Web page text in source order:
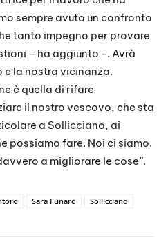
sempre avuto un confronto
tanto impegno per provare
– ha aggiunto -. Avrà
e la nostra vicinanza.
è quella di rifare
il nostro vescovo, che sta
a Sollicciano, ai
possiamo fare. Noi ci siamo.
a migliorare le cose”.
Sara Funaro Sollicciano